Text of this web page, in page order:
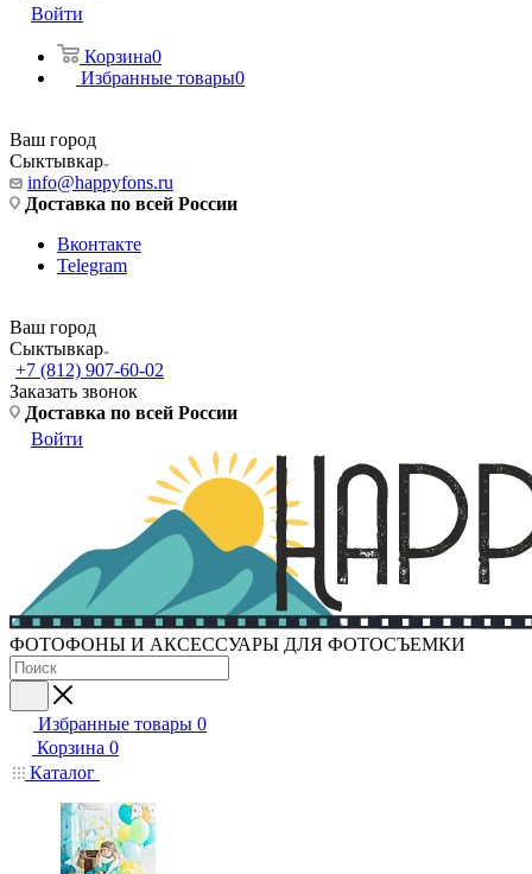
Войти
Корзина0
Избранные товары0
Ваш город
Сыктывкар
info@happyfons.ru
Доставка по всей России
Вконтакте
Telegram
Ваш город
Сыктывкар
+7 (812) 907-60-02
Заказать звонок
Доставка по всей России
Войти
ФОТОФОНЫ И АКСЕССУАРЫ ДЛЯ ФОТОСЪЕМКИ
Избранные товары 0
Корзина 0
Каталог